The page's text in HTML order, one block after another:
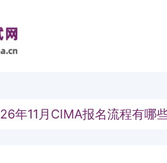
26年11月CIMA报名流程有哪